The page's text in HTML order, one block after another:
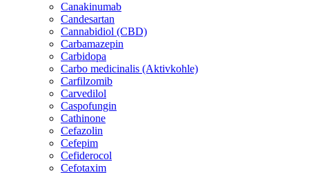
Canakinumab
Candesartan
Cannabidiol (CBD)
Carbamazepin
Carbidopa
Carbo medicinalis (Aktivkohle)
Carfilzomib
Carvedilol
Caspofungin
Cathinone
Cefazolin
Cefepim
Cefiderocol
Cefotaxim